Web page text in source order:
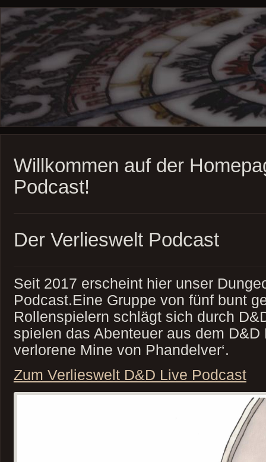
Willkommen auf der
Podcast!
Der Verlieswelt Podcast
Seit 2017 erscheint hier unser
Podcast.Eine Gruppe von fünf bunt
Rollenspielern schlägt sich durch
spielen das Abenteuer aus dem D&D
verlorene Mine von Phandelver‘.
Zum Verlieswelt D&D Live Podcast